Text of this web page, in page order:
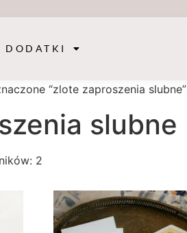
DODATKI
“zlote zaproszenia slubne”
slubne
2